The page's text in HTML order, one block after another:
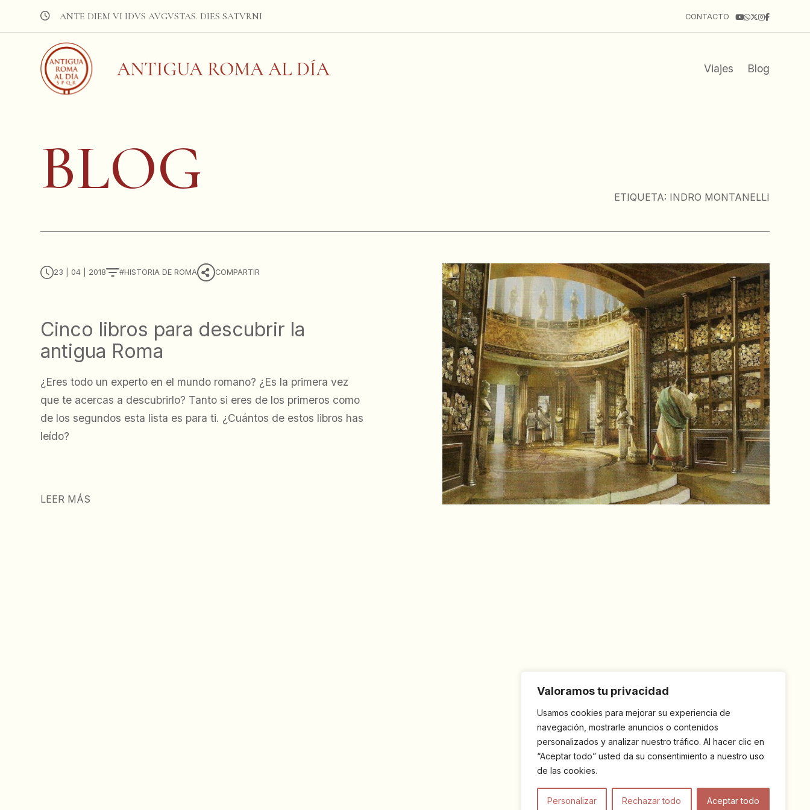
Valoramos tu privacidad
Usamos cookies para mejorar su experiencia de
navegación, mostrarle anuncios o contenidos
personalizados y analizar nuestro tráfico. Al hacer clic en
“Aceptar todo” usted da su consentimiento a nuestro uso
de las cookies.
Personalizar Rechazar todo Aceptar todo
ANTE DIEM VI IDVS AVGVSTAS. DIES SATVRNI CONTACTO
Viajes Blog
BLOG ETIQUETA: INDRO MONTANELLI
23 | 04 | 2018 HISTORIA DE ROMA COMPARTIR
Cinco libros para descubrir la
antigua Roma
¿Eres todo un experto en el mundo romano? ¿Es la primera vez
que te acercas a descubrirlo? Tanto si eres de los primeros como
de los segundos esta lista es para ti. ¿Cuántos de estos libros has
leído?
LEER MÁS